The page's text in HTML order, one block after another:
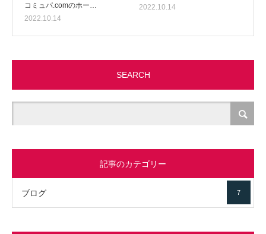
コミュパ.comのホー…
2022.10.14
2022.10.14
SEARCH
記事のカテゴリー
ブログ 7